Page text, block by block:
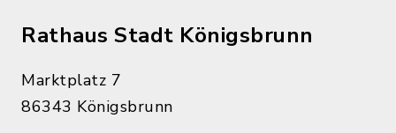
Rathaus Stadt Königsbrunn
Marktplatz 7
86343 Königsbrunn